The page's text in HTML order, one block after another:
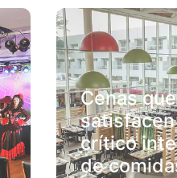
Cenas que
crítico
de